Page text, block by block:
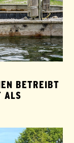
BETREIBT
ALS